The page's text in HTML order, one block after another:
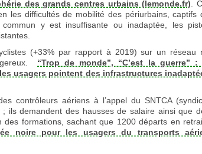
des grands centres urbains (lemonde.fr) .
les difficultés de mobilité des périurbains, captifs
commun y est insuffisante ou inadaptée, les
(+33% par rapport à 2019) sur un réseau
“Trop de monde”, “C’est la guerre” :
usagers pointent des infrastructures
contrôleurs aériens à l’appel du SNTCA
ils demandent des hausses de salaire ainsi que
des formations, sachant que 1200 départs en
noire pour les usagers du transports